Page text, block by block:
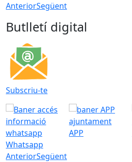
AnteriorSegüent
Butlletí digital
Subscriu-te
Whatsapp
APP
AnteriorSegüent